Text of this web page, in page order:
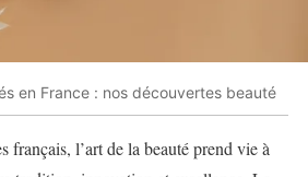
en France : nos découvertes beauté
l’art de la beauté prend vie à